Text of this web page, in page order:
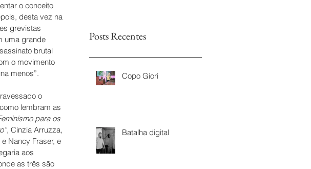
o conceito
desta vez na
grevistas
uma grande
brutal
o movimento
menos”.
o
lembram as
para os
, Cinzia Arruzza,
Nancy Fraser, e
aos
as três são
Posts Recentes
Copo Giori
Batalha digital